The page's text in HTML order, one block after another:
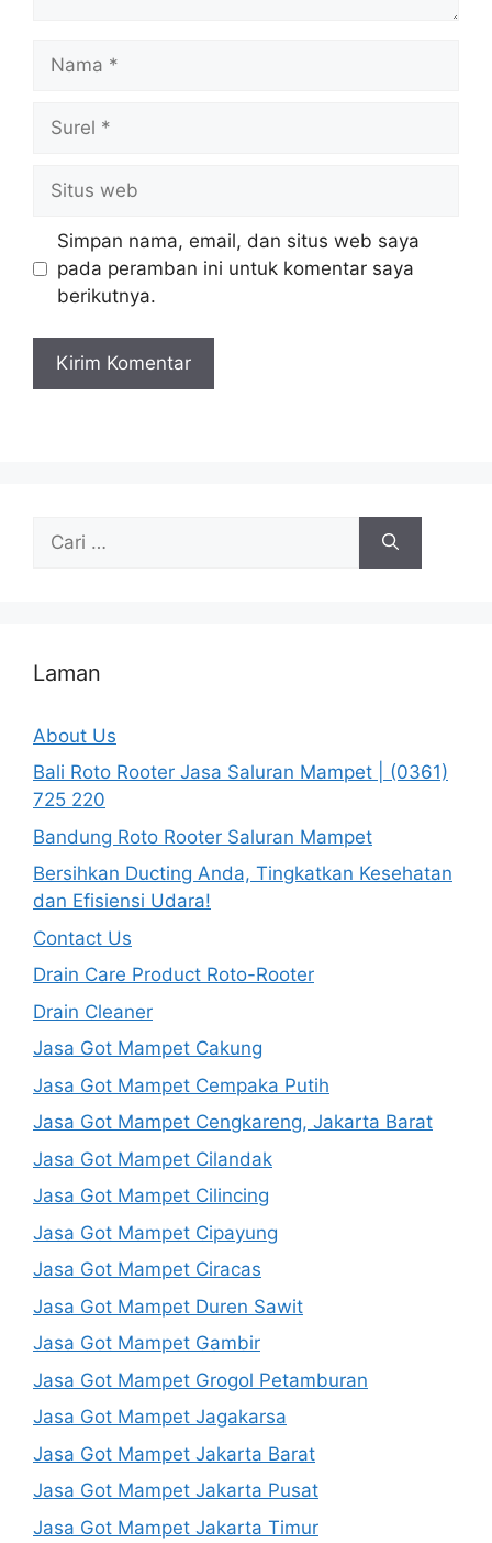
web
Simpan nama, email, dan situs web saya
pada peramban ini untuk komentar saya
berikutnya.
untuk:
Laman
About Us
Bali Roto Rooter Jasa Saluran Mampet | (0361)
725 220
Bandung Roto Rooter Saluran Mampet
Bersihkan Ducting Anda, Tingkatkan Kesehatan
dan Efisiensi Udara!
Contact Us
Drain Care Product Roto-Rooter
Drain Cleaner
Jasa Got Mampet Cakung
Jasa Got Mampet Cempaka Putih
Jasa Got Mampet Cengkareng, Jakarta Barat
Jasa Got Mampet Cilandak
Jasa Got Mampet Cilincing
Jasa Got Mampet Cipayung
Jasa Got Mampet Ciracas
Jasa Got Mampet Duren Sawit
Jasa Got Mampet Gambir
Jasa Got Mampet Grogol Petamburan
Jasa Got Mampet Jagakarsa
Jasa Got Mampet Jakarta Barat
Jasa Got Mampet Jakarta Pusat
Jasa Got Mampet Jakarta Timur